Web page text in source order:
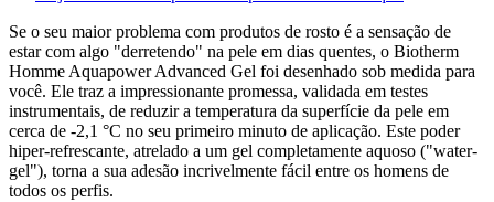
Se o seu maior problema com produtos de rosto é a sensação de
estar com algo "derretendo" na pele em dias quentes, o Biotherm
Homme Aquapower Advanced Gel foi desenhado sob medida para
você. Ele traz a impressionante promessa, validada em testes
instrumentais, de reduzir a temperatura da superfície da pele em
cerca de -2,1 °C no seu primeiro minuto de aplicação. Este poder
hiper-refrescante, atrelado a um gel completamente aquoso ("water-
gel"), torna a sua adesão incrivelmente fácil entre os homens de
todos os perfis.